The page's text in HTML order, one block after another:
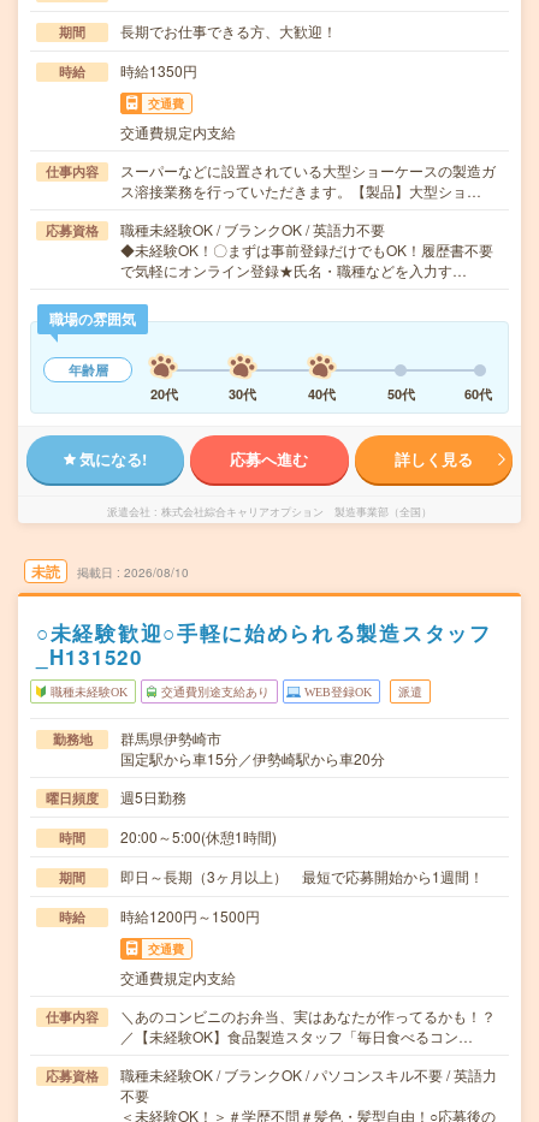
期間 長期でお仕事できる方、大歓迎！
時給 時給1350円
交通費
交通費規定内支給
仕事内容
スーパーなどに設置されている大型ショーケースの製造ガ
ス溶接業務を行っていただきます。【製品】大型ショ…
応募資格
職種未経験OK / ブランクOK / 英語力不要
◆未経験OK！〇まずは事前登録だけでもOK！履歴書不要
で気軽にオンライン登録★氏名・職種などを入力す…
職場の雰囲気
年齢層
20代
30代 40代 50代 60代
気になる! 応募へ進む 詳しく見る
派遣会社 株式会社綜合キャリアオプション 製造事業部（全国）
未読 掲載日 2026/08/10
○未経験歓迎○手軽に始められる製造スタッフ
_H131520
職種未経験OK 交通費別途支給あり WEB登録OK 派遣
勤務地
群馬県伊勢崎市
国定駅から車15分／伊勢崎駅から車20分
曜日頻度 週5日勤務
時間 20:00～5:00(休憩1時間)
期間 即日～長期（3ヶ月以上） 最短で応募開始から1週間！
時給 時給1200円～1500円
交通費
交通費規定内支給
仕事内容
＼あのコンビニのお弁当、実はあなたが作ってるかも！？
／【未経験OK】食品製造スタッフ「毎日食べるコン…
応募資格
職種未経験OK / ブランクOK / パソコンスキル不要 / 英語力
不要
＜未経験OK！＞＃学歴不問＃髪色・髪型自由！○応募後の